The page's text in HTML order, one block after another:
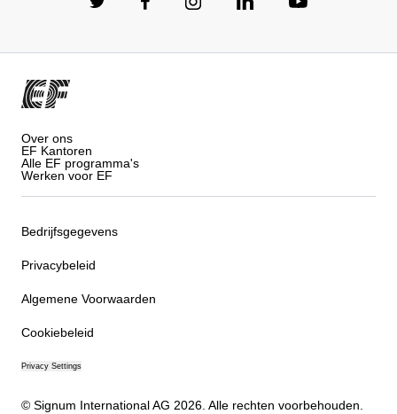
Over ons
EF Kantoren
Alle EF programma's
Werken voor EF
Bedrijfsgegevens
Privacybeleid
Algemene Voorwaarden
Cookiebeleid
Privacy Settings
© Signum International AG 2026. Alle rechten voorbehouden.